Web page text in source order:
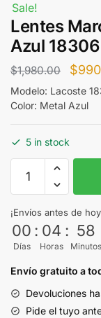
Sale!
Lentes
Azul
$1,980.00
price
was:
$
Modelo: Lacoste
Color: Metal Azul
5 in stock
Marca
Color
Metal
Azul
18306
quantity
¡Envíos antes de
00
Días
: 04
Horas
: 58
Minutos
Envío gratuito a
Devoluciones
Pide el tuyo